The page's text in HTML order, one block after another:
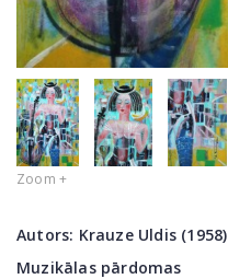
Zoom +
Autors: Krauze Uldis (1958)
Muzikālas pārdomas